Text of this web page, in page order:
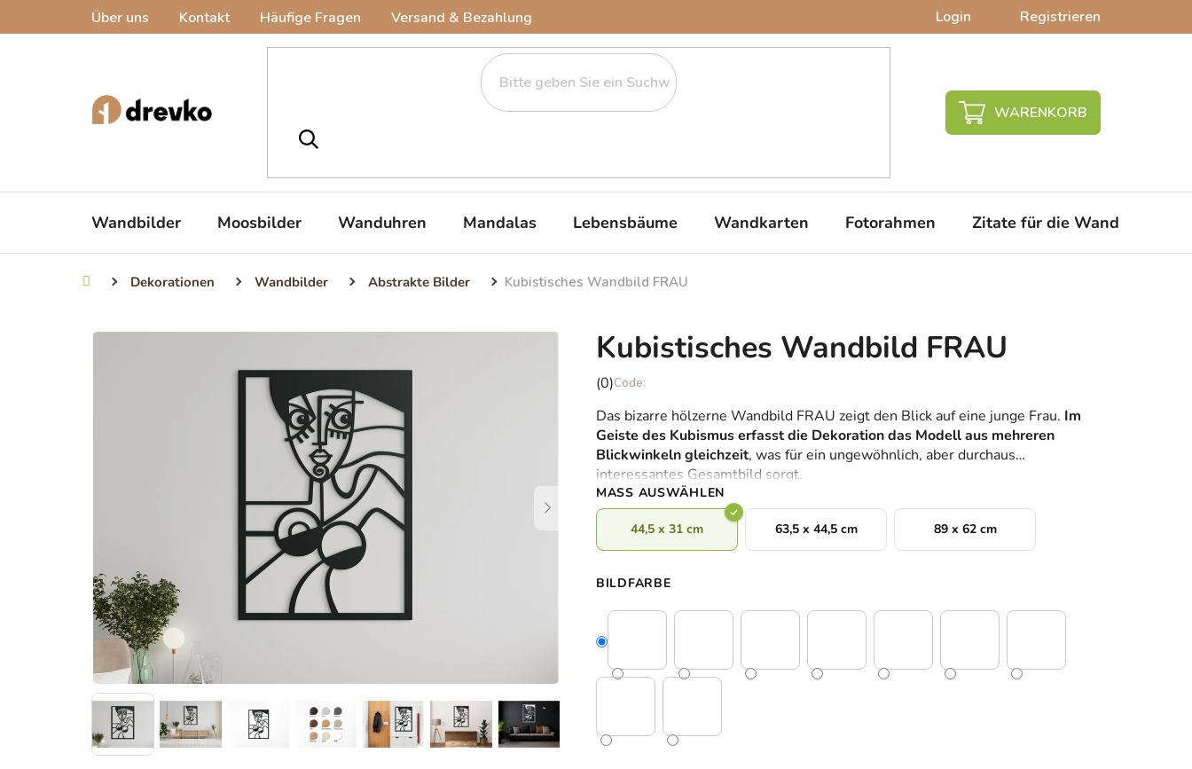
Über uns Kontakt Häufige Fragen Versand & Bezahlung Login Registrieren
WARENKORB
Wandbilder Moosbilder Wanduhren Mandalas Lebensbäume Wandkarten Fotorahmen Zitate für die Wand
StartseiteDekorationen Wandbilder Abstrakte Bilder Kubistisches Wandbild FRAU
Kubistisches Wandbild FRAU
Die
Produktbewertung
ist
0,0
von
5
Sternen.
(0)
Das bizarre hölzerne Wandbild FRAU zeigt den Blick auf eine junge Frau. Im
Geiste des Kubismus erfasst die Dekoration das Modell aus mehreren
Blickwinkeln gleichzeit, was für ein ungewöhnlich, aber durchaus
interessantes Gesamtbild sorgt.
MASS AUSWÄHLEN
44,5 x 31 cm 63,5 x 44,5 cm 89 x 62 cm
BILDFARBE